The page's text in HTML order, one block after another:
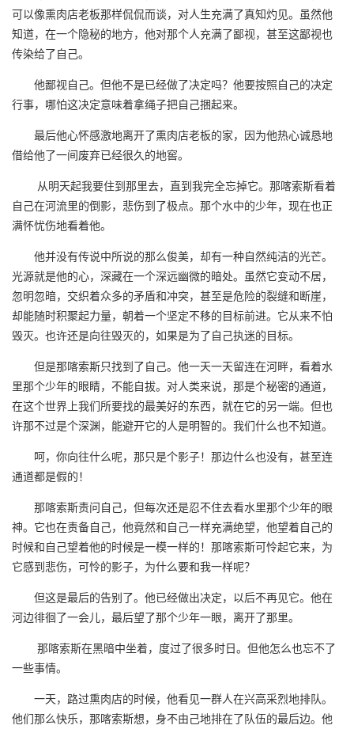
可以像熏肉店老板那样侃侃而谈，对人生充满了真知灼见。虽然他
知道，在一个隐秘的地方，他对那个人充满了鄙视，甚至这鄙视也
传染给了自己。
他鄙视自己。但他不是已经做了决定吗？他要按照自己的决定
行事，哪怕这决定意味着拿绳子把自己捆起来。
最后他心怀感激地离开了熏肉店老板的家，因为他热心诚恳地
借给他了一间废弃已经很久的地窖。
从明天起我要住到那里去，直到我完全忘掉它。那喀索斯看着
自己在河流里的倒影，悲伤到了极点。那个水中的少年，现在也正
满怀忧伤地看着他。
他并没有传说中所说的那么俊美，却有一种自然纯洁的光芒。
光源就是他的心，深藏在一个深远幽微的暗处。虽然它变动不居，
忽明忽暗，交织着众多的矛盾和冲突，甚至是危险的裂缝和断崖，
却能随时积聚起力量，朝着一个坚定不移的目标前进。它从来不怕
毁灭。也许还是向往毁灭的，如果是为了自己执迷的目标。
但是那喀索斯只找到了自己。他一天一天留连在河畔，看着水
里那个少年的眼睛，不能自拔。对人类来说，那是个秘密的通道，
在这个世界上我们所要找的最美好的东西，就在它的另一端。但也
许那不过是个深渊，能避开它的人是明智的。我们什么也不知道。
呵，你向往什么呢，那只是个影子！那边什么也没有，甚至连
通道都是假的！
那喀索斯责问自己，但每次还是忍不住去看水里那个少年的眼
神。它也在责备自己，他竟然和自己一样充满绝望，他望着自己的
时候和自己望着他的时候是一模一样的！那喀索斯可怜起它来，为
它感到悲伤，可怜的影子，为什么要和我一样呢？
但这是最后的告别了。他已经做出决定，以后不再见它。他在
河边徘徊了一会儿，最后望了那个少年一眼，离开了那里。
那喀索斯在黑暗中坐着，度过了很多时日。但他怎么也忘不了
一些事情。
一天，路过熏肉店的时候，他看见一群人在兴高采烈地排队。
他们那么快乐，那喀索斯想，身不由己地排在了队伍的最后边。他